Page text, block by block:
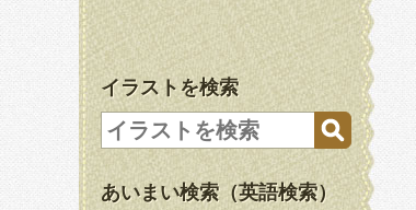
イラストを検索
あいまい検索（英語検索）